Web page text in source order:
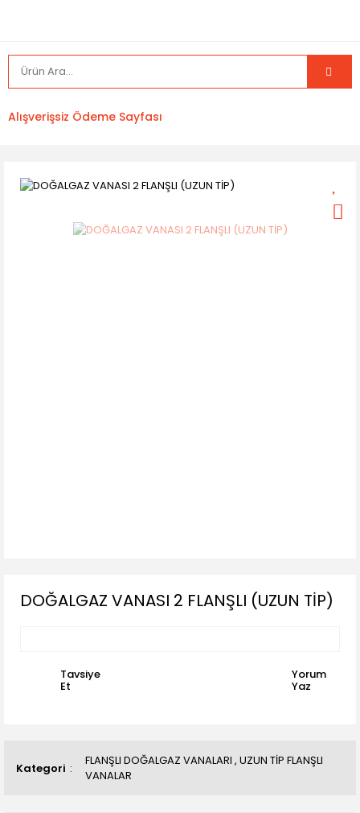
Alışverişsiz Ödeme Sayfası
Kategori FLANŞLI DOĞALGAZ VANALARI , UZUN TİP FLANŞLI
VANALAR
DOĞALGAZ VANASI 2 FLANŞLI (UZUN TİP)
Tavsiye
Et
Yorum
Yaz